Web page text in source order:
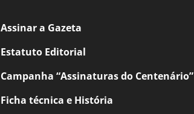
Assinar a Gazeta
Estatuto Editorial
Campanha “Assinaturas do Centenário”
Ficha técnica e História